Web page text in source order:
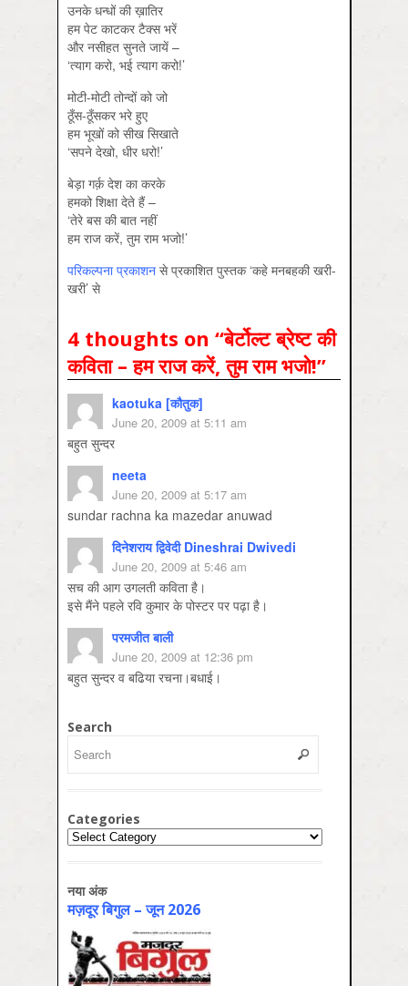
उनके धन्धों की ख़ातिर
हम पेट काटकर टैक्स भरें
और नसीहत सुनते जायें –
‘त्याग करो, भई त्याग करो!’
मोटी-मोटी तोन्दों को जो
ठूँस-ठूँसकर भरे हुए
हम भूखों को सीख सिखाते
‘सपने देखो, धीर धरो!’
बेड़ा गर्क़ देश का करके
हमको शिक्षा देते हैं –
‘तेरे बस की बात नहीं
हम राज करें, तुम राम भजो!’
परिकल्पना प्रकाशन से प्रकाशित पुस्‍तक ‘कहे मनबहकी खरी-
खरी’ से
4 thoughts on “बेर्टोल्ट ब्रेष्ट की
कविता – हम राज करें, तुम राम भजो!”
kaotuka [कौतुक]
June 20, 2009 at 5:11 am
बहुत सुन्दर
neeta
June 20, 2009 at 5:17 am
sundar rachna ka mazedar anuwad
दिनेशराय द्विवेदी Dineshrai Dwivedi
June 20, 2009 at 5:46 am
सच की आग उगलती कविता है।
इसे मैंने पहले रवि कुमार के पोस्टर पर पढ़ा है।
परमजीत बाली
June 20, 2009 at 12:36 pm
बहुत सुन्दर व बढिया रचना।बधाई।
Search
Categories
Categories
नया अंक
मज़दूर बिगुल – जून 2026